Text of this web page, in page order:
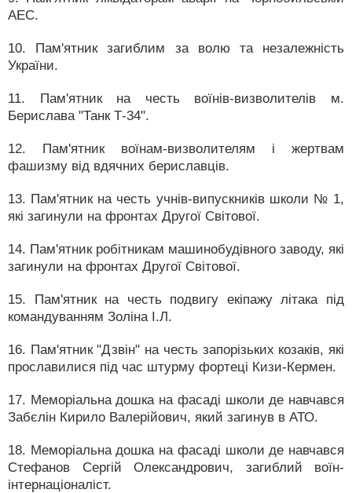
АЕС.
10. Пам'ятник загиблим за волю та незалежність
України.
11. Пам'ятник на честь воїнів-визволителів м.
Берислава "Танк Т-34".
12. Пам'ятник воїнам-визволителям і жертвам
фашизму від вдячних бериславців.
13. Пам'ятник на честь учнів-випускників школи № 1,
які загинули на фронтах Другої Світової.
14. Пам'ятник робітникам машинобудівного заводу, які
загинули на фронтах Другої Світової.
15. Пам'ятник на честь подвигу екіпажу літака під
командуванням Золіна І.Л.
16. Пам'ятник "Дзвін" на честь запорізьких козаків, які
прославилися під час штурму фортеці Кизи-Кермен.
17. Меморіальна дошка на фасаді школи де навчався
Забєлін Кирило Валерійович, який загинув в АТО.
18. Меморіальна дошка на фасаді школи де навчався
Стефанов Сергій Олександрович, загиблий воїн-
інтернаціоналіст.